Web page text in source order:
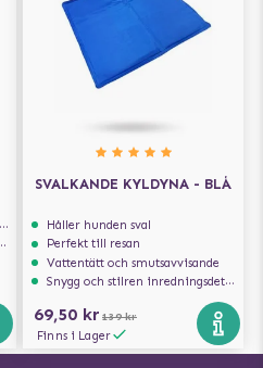
SVALKANDE KYLDYNA - BLÅ
Håller hunden sval
Perfekt till resan
Vattentätt och smutsavvisande
Snygg och stilren inredningsdetalj
69,50 kr 139 kr
Finns i Lager